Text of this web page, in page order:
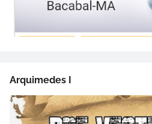
Arquimedes I